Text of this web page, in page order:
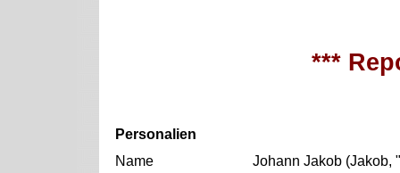
***
Personalien
Name
Johann Jakob (Jakob,